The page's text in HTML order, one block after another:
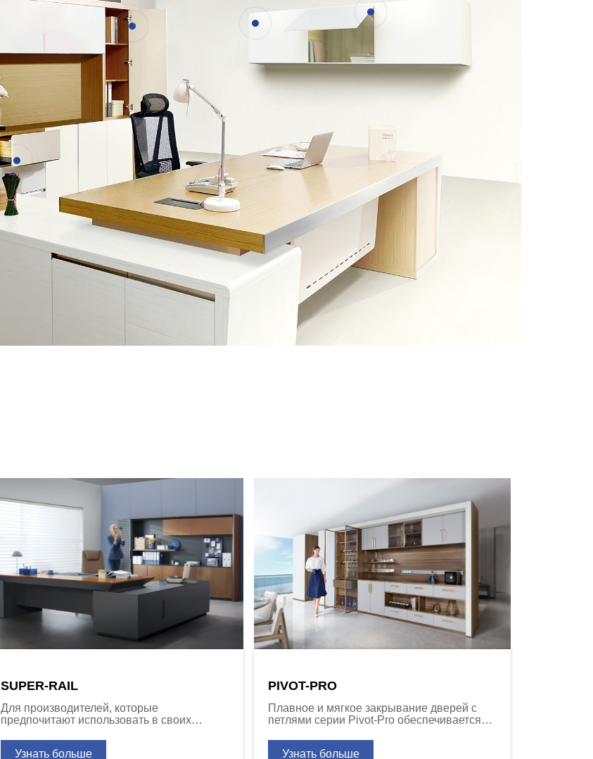
Подробности
Подробности
Подробности
Подробности
SUPER-RAIL
Для производителей, которые
предпочитают использовать в своих
серия Super-Rail позволяет
модернизировать изделие добавив
Узнать больше
PIVOT-PRO
Плавное и мягкое закрывание дверей с
петлями серии Pivot-Pro обеспечивается
механизма, встроенного в плечо петли.
Узнать больше